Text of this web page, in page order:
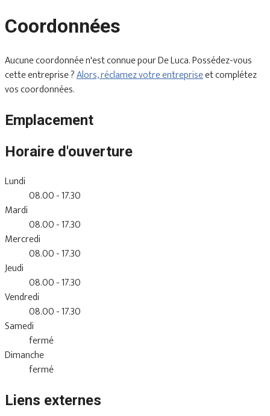
Coordonnées
Aucune coordonnée n'est connue pour De Luca. Possédez-vous
cette entreprise ?Alors, réclamez votre entrepriseet complétez
vos coordonnées.
Emplacement
Horaire d'ouverture
Lundi
08.00 - 17.30
Mardi
08.00 - 17.30
Mercredi
08.00 - 17.30
Jeudi
08.00 - 17.30
Vendredi
08.00 - 17.30
Samedi
fermé
Dimanche
fermé
Liens externes